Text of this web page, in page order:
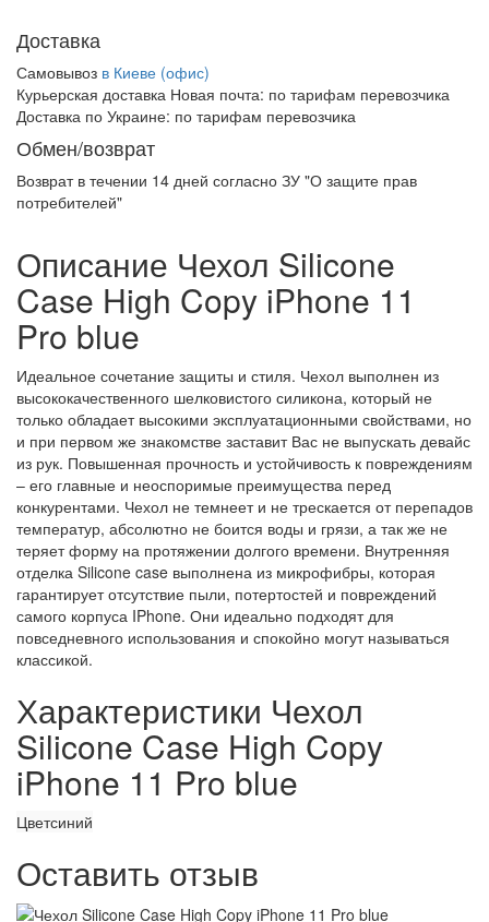
Доставка
Самовывоз в Киеве (офис)
Курьерская доставка Новая почта: по тарифам перевозчика
Доставка по Украине: по тарифам перевозчика
Обмен/возврат
Возврат в течении 14 дней согласно ЗУ "О защите прав
потребителей"
Описание Чехол Silicone
Case High Copy iPhone 11
Pro blue
Идеальное сочетание защиты и стиля. Чехол выполнен из
высококачественного шелковистого силикона, который не
только обладает высокими эксплуатационными свойствами, но
и при первом же знакомстве заставит Вас не выпускать девайс
из рук. Повышенная прочность и устойчивость к повреждениям
– его главные и неоспоримые преимущества перед
конкурентами. Чехол не темнеет и не трескается от перепадов
температур, абсолютно не боится воды и грязи, а так же не
теряет форму на протяжении долгого времени. Внутренняя
отделка Silicone case выполнена из микрофибры, которая
гарантирует отсутствие пыли, потертостей и повреждений
самого корпуса IPhone. Они идеально подходят для
повседневного использования и спокойно могут называться
классикой.
Характеристики Чехол
Silicone Case High Copy
iPhone 11 Pro blue
Цветсиний
Оставить отзыв